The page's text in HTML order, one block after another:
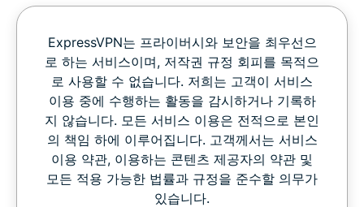
ExpressVPN는 프라이버시와 보안을 최우선으
로 하는 서비스이며, 저작권 규정 회피를 목적으
로 사용할 수 없습니다. 저희는 고객이 서비스
이용 중에 수행하는 활동을 감시하거나 기록하
지 않습니다. 모든 서비스 이용은 전적으로 본인
의 책임 하에 이루어집니다. 고객께서는 서비스
이용 약관, 이용하는 콘텐츠 제공자의 약관 및
모든 적용 가능한 법률과 규정을 준수할 의무가
있습니다.